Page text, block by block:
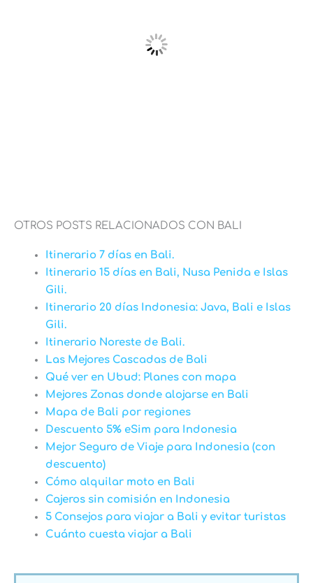
OTROS POSTS RELACIONADOS CON BALI
Itinerario 7 días en Bali.
Itinerario 15 días en Bali, Nusa Penida e Islas
Gili.
Itinerario 20 días Indonesia: Java, Bali e Islas
Gili.
Itinerario Noreste de Bali.
Las Mejores Cascadas de Bali
Qué ver en Ubud: Planes con mapa
Mejores Zonas donde alojarse en Bali
Mapa de Bali por regiones
Descuento 5% eSim para Indonesia
Mejor Seguro de Viaje para Indonesia (con
descuento)
Cómo alquilar moto en Bali
Cajeros sin comisión en Indonesia
5 Consejos para viajar a Bali y evitar turistas
Cuánto cuesta viajar a Bali